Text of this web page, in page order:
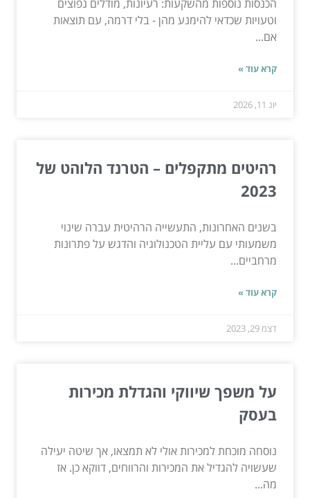
הכנסות נוספות מהשקעות: רעיונות, מודלים נפוצים
וטעויות שכדאי להימנע מהן - בלי דרמה, עם תוצאות
אם...
קרא עוד »
יונ 11, 2026
רהיטים מתקפלים – הטרנד הלוהט של
2023
בשנים האחרונות, התעשייה הרהיטית עברה שינוי
משמעותי עם עליית הטכנולוגיה והדגש על פתרונות
מרחביים...
קרא עוד »
דצמ 29, 2023
על משפך שיווקי והגדלת מכירות
בעסק
נוסחה מוכחת למכירות אולי לא תמצאו, אך שיטה יעילה
שעשויה להגדיל את המכירות והרווחים, דווקא כן. אז
מה...